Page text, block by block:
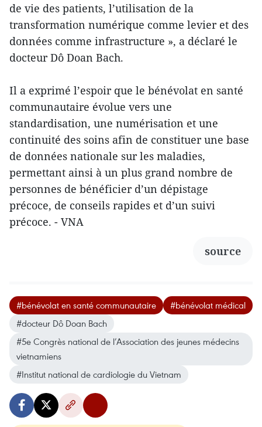
de vie des patients, l’utilisation de la
transformation numérique comme levier et des
données comme infrastructure », a déclaré le
docteur Dô Doan Bach.
Il a exprimé l’espoir que le bénévolat en santé
communautaire évolue vers une
standardisation, une numérisation et une
continuité des soins afin de constituer une base
de données nationale sur les maladies,
permettant ainsi à un plus grand nombre de
personnes de bénéficier d’un dépistage
précoce, de conseils rapides et d’un suivi
précoce. - VNA
source
#bénévolat en santé communautaire
#bénévolat médical
#docteur Dô Doan Bach
#5e Congrès national de l’Association des jeunes médecins
vietnamiens
#Institut national de cardiologie du Vietnam